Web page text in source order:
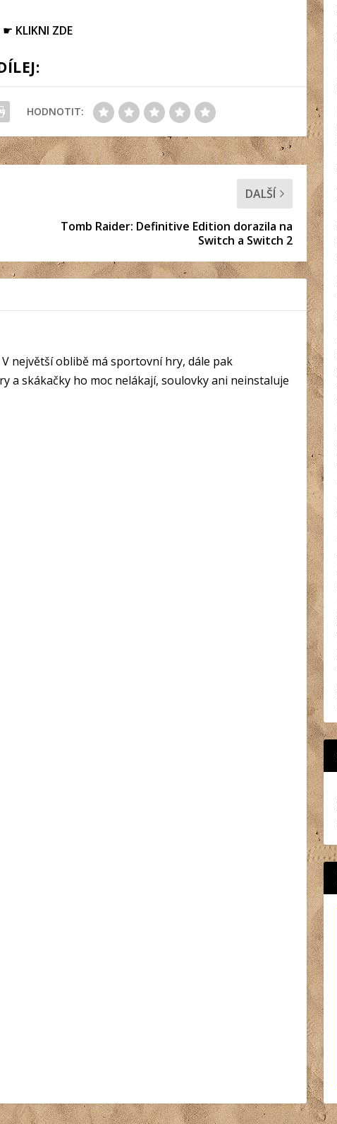
☛ KLIKNI ZDE
HODNOTIT:
DALŠÍ
Tomb Raider: Definitive Edition dorazila na
Switch a Switch 2
největší oblibě má sportovní hry, dále pak
a skákačky ho moc nelákají, soulovky ani neinstaluje